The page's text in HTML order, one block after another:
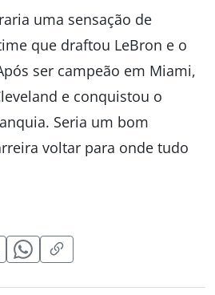
uma sensação de
que draftou LeBron e o
ser campeão em Miami,
e conquistou o
Seria um bom
voltar para onde tudo